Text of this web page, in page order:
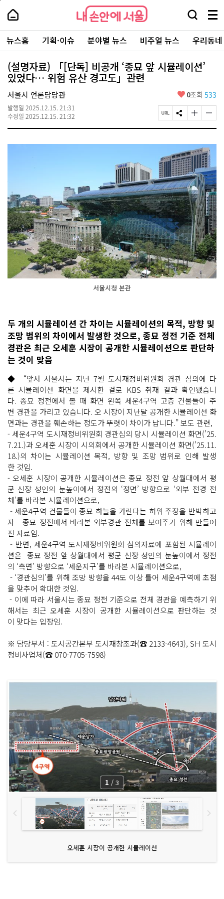
본
로
가
내
손
안
에
서
울
-
서
울
시
대
표
소
통
포
내
손
에
울
검
창
열
기
메
뉴
전
체
보
주
요
서
뉴스홈 기획·이슈 분야별 뉴스 비주얼 뉴스 우리동
(설명자료) 「[단독] 비공개 ‘종묘 앞 시뮬레이션’
있었다… 위험 유산 경고도」관련
서울시 언론담당관
발행일 2025.12.15. 21:31
수정일 2025.12.15. 21:32
좋
요
0조회 533
페
이
U
L
복
사
S
N
공
유
하
기
글
자
기
크
게
변
경
하
기
글
자
기
작
게
변
경
하
기
서울시청 본관
두 개의 시뮬레이션 간 차이는 시뮬레이션의 목적, 방향 및
조망 범위의 차이에서 발생한 것으로, 종묘 정전 기준 전체
경관은 최근 오세훈 시장이 공개한 시뮬레이션으로 판단하
는 것이 맞음
◆ “앞서 서울시는 지난 7월 도시재정비위원회 경관 심의에 다
른 시뮬레이션 화면을 제시한 걸로 KBS 취재 결과 확인됐습니
다. 종묘 정전에서 볼 때 화면 왼쪽 세운4구역 고층 건물들이 주
변 경관을 가리고 있습니다. 오 시장이 지난달 공개한 시뮬레이션 화
면과는 경관을 훼손하는 정도가 뚜렷이 차이가 납니다.” 보도 관련,
- 세운4구역 도시재정비위원회 경관심의 당시 시뮬레이션 화면(’25.
7.21.)과 오세훈 시장이 시의회에서 공개한 시뮬레이션 화면(’25.11.
18.)의 차이는 시뮬레이션 목적, 방향 및 조망 범위로 인해 발생
한 것임.
- 오세훈 시장이 공개한 시뮬레이션은 종묘 정전 앞 상월대에서 평
균 신장 성인의 눈높이에서 정전의 ‘정면’ 방향으로 ‘외부 전경 전
체’를 바라본 시뮬레이션으로,
- 세운4구역 건물들이 종묘 하늘을 가린다는 허위 주장을 반박하고
자 종묘 정전에서 바라본 외부경관 전체를 보여주기 위해 만들어
진 자료임.
- 반면, 세운4구역 도시재정비위원회 심의자료에 포함된 시뮬레이
션은 종묘 정전 앞 상월대에서 평균 신장 성인의 눈높이에서 정전
의 ‘측면’ 방향으로 ‘세운지구’를 바라본 시뮬레이션으로,
- ‘경관심의’를 위해 조망 방향을 44도 이상 틀어 세운4구역에 초점
을 맞추어 확대한 것임.
- 이에 따라 서울시는 종묘 정전 기준으로 전체 경관을 예측하기 위
해서는 최근 오세훈 시장이 공개한 시뮬레이션으로 판단하는 것
이 맞다는 입장임.
※ 담당부서 : 도시공간본부 도시재창조과(☎ 2133-4643), SH 도시
정비사업처(☎ 070-7705-7598)
오세훈 시장이 공개한 시뮬레이션
1 / 3
페
상
단
로